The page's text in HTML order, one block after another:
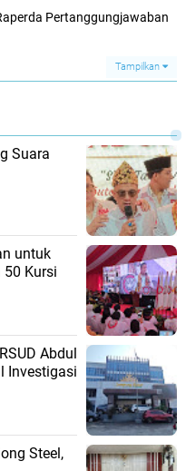
Pertanggungjawaban
Tampilkan
Suara
untuk
50 Kursi
Abdul
Investigasi
Steel,